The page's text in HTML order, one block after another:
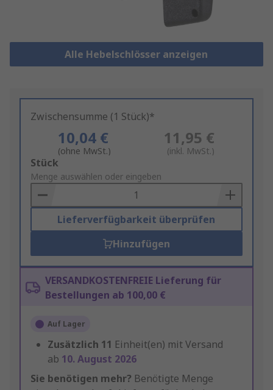
Alle Hebelschlösser anzeigen
Zwischensumme (1 Stück)*
10,04 €
(ohne MwSt.)
11,95 €
(inkl. MwSt.)
Add
to
Basket
Stück
Menge auswählen oder eingeben
Lieferverfügbarkeit überprüfen
Hinzufügen
VERSANDKOSTENFREIE Lieferung für
Bestellungen ab 100,00 €
Auf Lager
Zusätzlich 11 Einheit(en) mit Versand
ab 10. August 2026
Sie benötigen mehr? Benötigte Menge